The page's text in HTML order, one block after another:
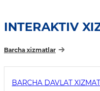
INTERAKTIV
Barcha xizmatlar
BARCHA DAVLAT